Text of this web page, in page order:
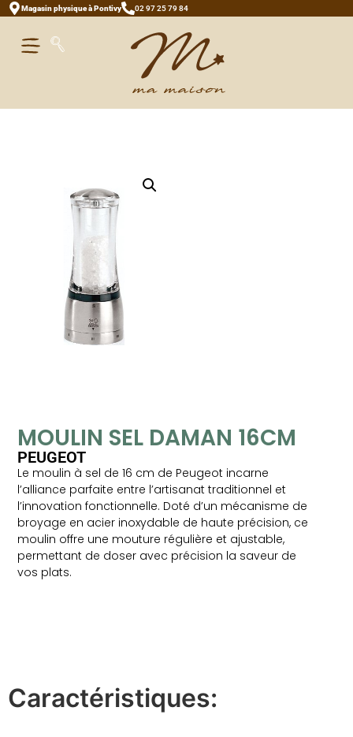
Magasin physique à Pontivy 02 97 25 79 84
MOULIN SEL DAMAN 16CM
PEUGEOT
Le moulin à sel de 16 cm de Peugeot incarne
l’alliance parfaite entre l’artisanat traditionnel et
l’innovation fonctionnelle. Doté d’un mécanisme de
broyage en acier inoxydable de haute précision, ce
moulin offre une mouture régulière et ajustable,
permettant de doser avec précision la saveur de
vos plats.
Caractéristiques: